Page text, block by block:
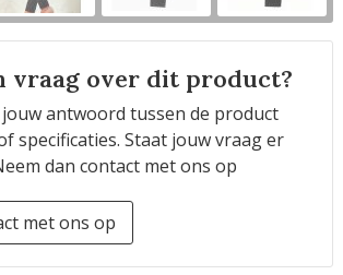
vraag over dit product?
antwoord tussen de product
specificaties. Staat jouw vraag er
dan contact met ons op
met ons op